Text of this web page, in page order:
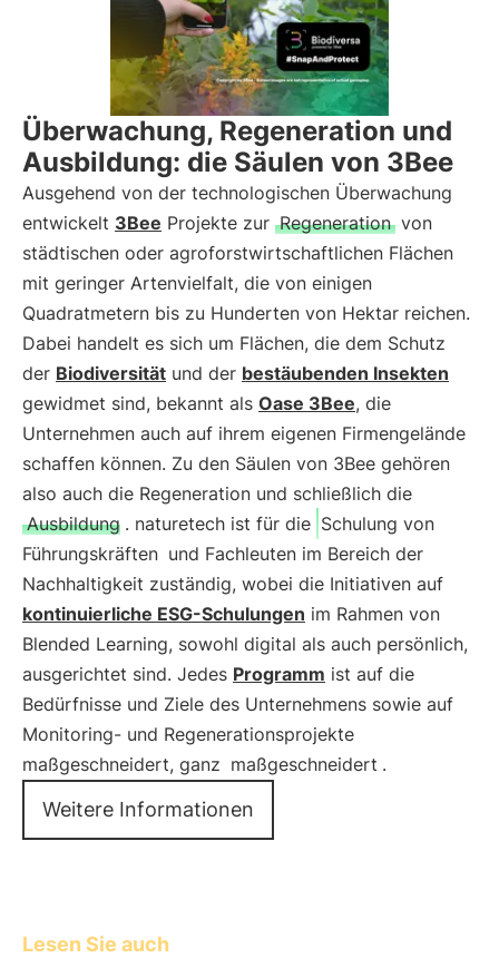
Überwachung, Regeneration und
Ausbildung: die Säulen von 3Bee
Ausgehend von der technologischen Überwachung
entwickelt 3Bee Projekte zur Regeneration von
städtischen oder agroforstwirtschaftlichen Flächen
mit geringer Artenvielfalt, die von einigen
Quadratmetern bis zu Hunderten von Hektar reichen.
Dabei handelt es sich um Flächen, die dem Schutz
der Biodiversität und der bestäubenden Insekten
gewidmet sind, bekannt als Oase 3Bee, die
Unternehmen auch auf ihrem eigenen Firmengelände
schaffen können. Zu den Säulen von 3Bee gehören
also auch die Regeneration und schließlich die
Ausbildung . naturetech ist für die Schulung von
Führungskräften und Fachleuten im Bereich der
Nachhaltigkeit zuständig, wobei die Initiativen auf
kontinuierliche ESG-Schulungen im Rahmen von
Blended Learning, sowohl digital als auch persönlich,
ausgerichtet sind. Jedes Programm ist auf die
Bedürfnisse und Ziele des Unternehmens sowie auf
Monitoring- und Regenerationsprojekte
maßgeschneidert, ganz maßgeschneidert .
Weitere Informationen
Lesen Sie auch